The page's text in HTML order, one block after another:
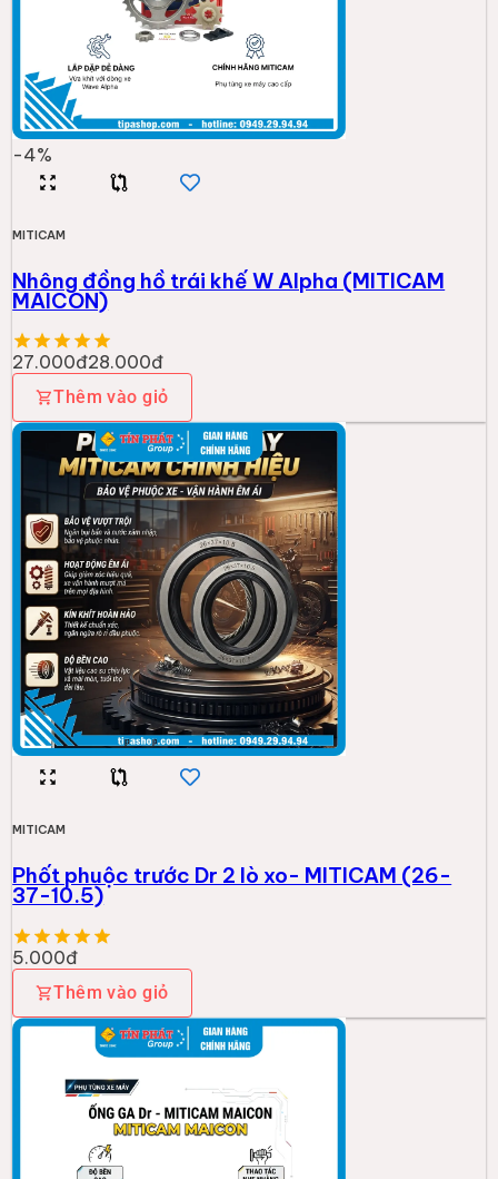
-4%
MITICAM
Nhông đồng hồ trái khế W Alpha (MITICAM
MAICON)
27.000đ28.000đ
Thêm vào giỏ
MITICAM
Phốt phuộc trước Dr 2 lò xo- MITICAM (26-
37-10.5)
5.000đ
Thêm vào giỏ